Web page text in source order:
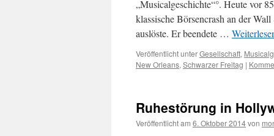
„Musicalgeschichte“°. Heute vor
klassische Börsencrash an der
auslöste. Er beendete …
Veröffentlicht unterGesellschaft,
New Orleans, Schwarzer Freitag |
Ruhestörung in
Veröffentlicht am 6. Oktober 2014von